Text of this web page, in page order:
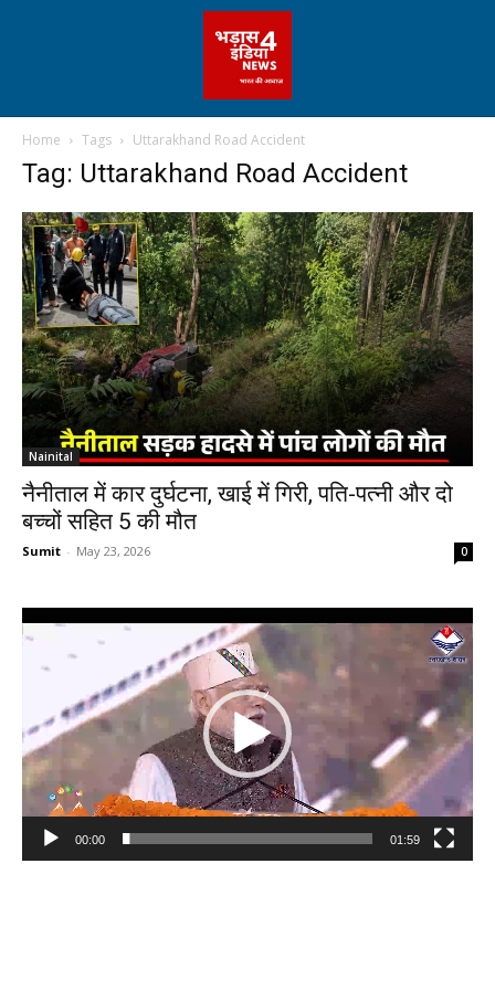
Home Tags Uttarakhand Road Accident
Tag: Uttarakhand Road Accident
Nainital
नैनीताल में कार दुर्घटना, खाई में गिरी, पति-पत्नी और दो
बच्चों सहित 5 की मौत
Sumit - May 23, 2026 0
Player
00:00 01:59